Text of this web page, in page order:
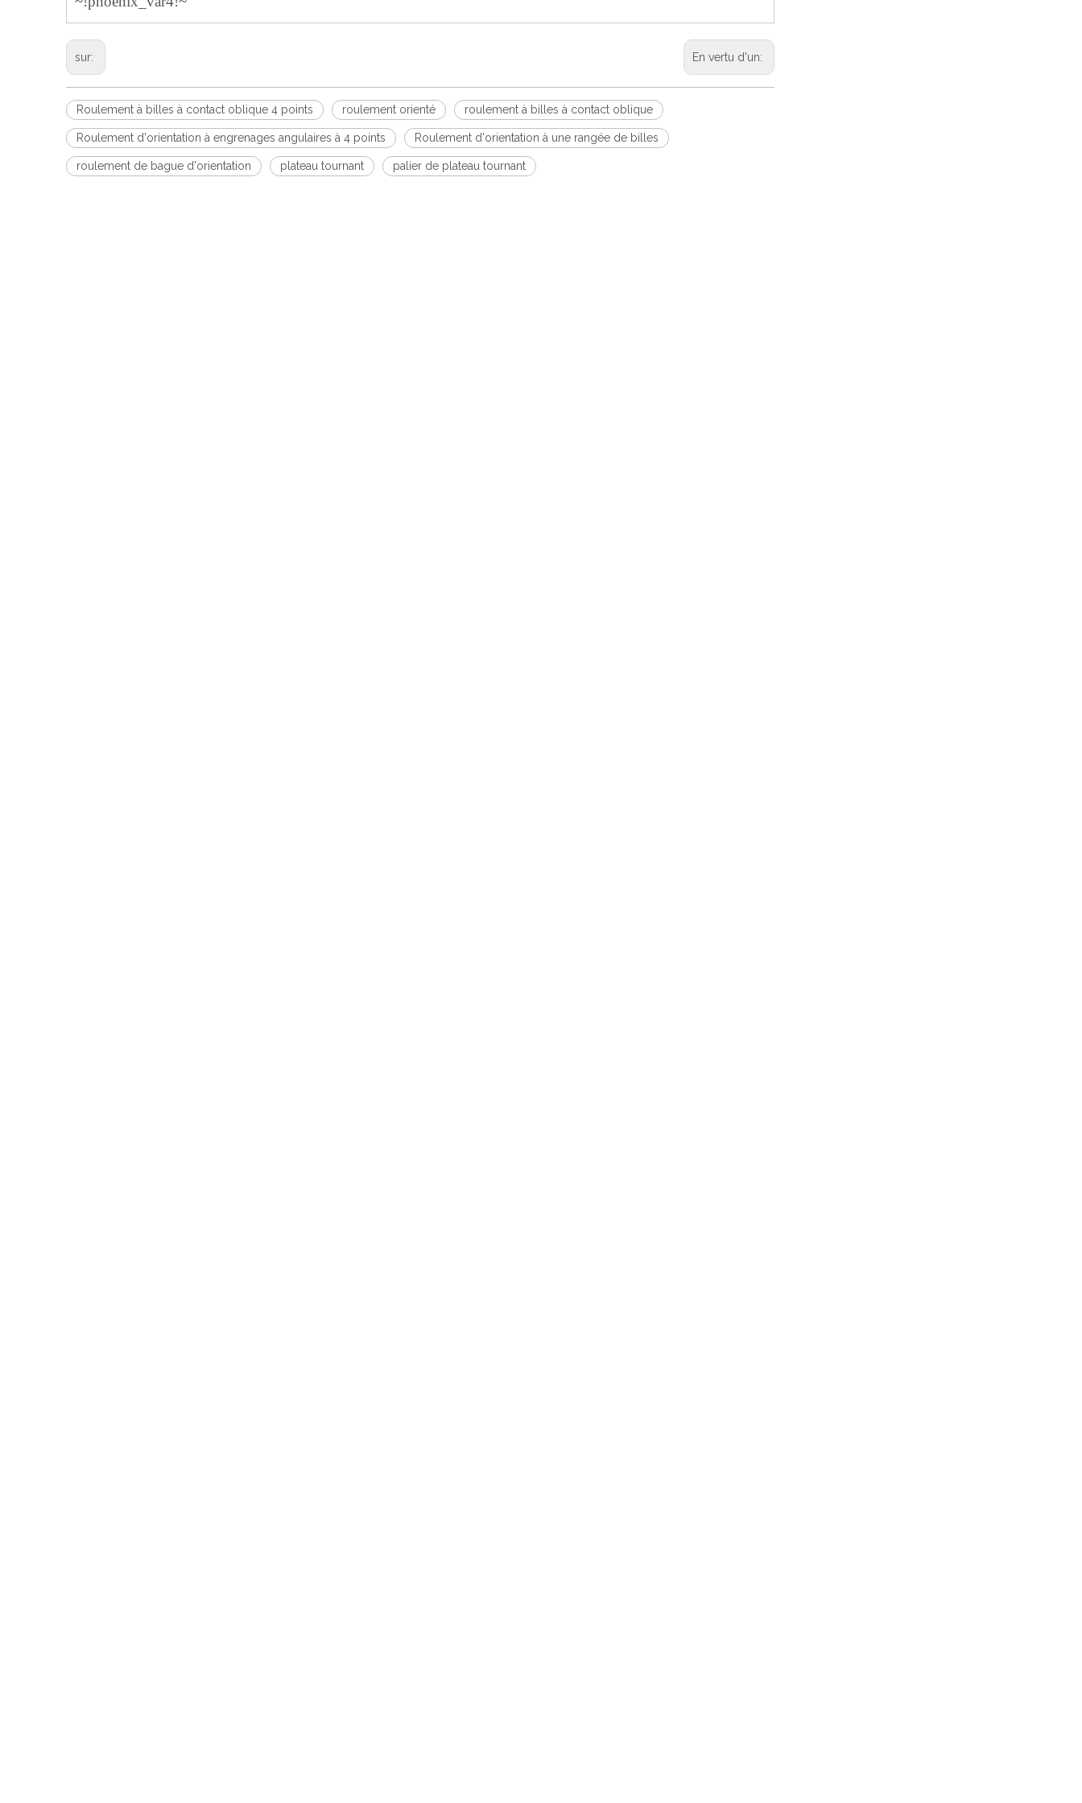
sur: En vertu d'un:
Roulement à billes à contact oblique 4 points roulement orienté roulement à billes à contact oblique
Roulement d'orientation à engrenages angulaires à 4 points Roulement d'orientation à une rangée de billes
roulement de bague d'orientation plateau tournant palier de plateau tournant